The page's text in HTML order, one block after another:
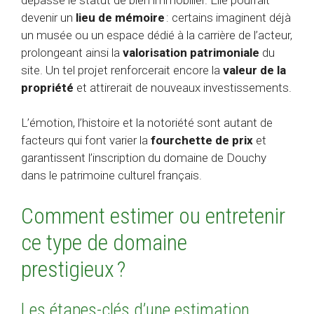
devenir un lieu de mémoire : certains imaginent déjà
un musée ou un espace dédié à la carrière de l’acteur,
prolongeant ainsi la valorisation patrimoniale du
site. Un tel projet renforcerait encore la valeur de la
propriété et attirerait de nouveaux investissements.
L’émotion, l’histoire et la notoriété sont autant de
facteurs qui font varier la fourchette de prix et
garantissent l’inscription du domaine de Douchy
dans le patrimoine culturel français.
Comment estimer ou entretenir
ce type de domaine
prestigieux ?
Les étapes-clés d’une estimation